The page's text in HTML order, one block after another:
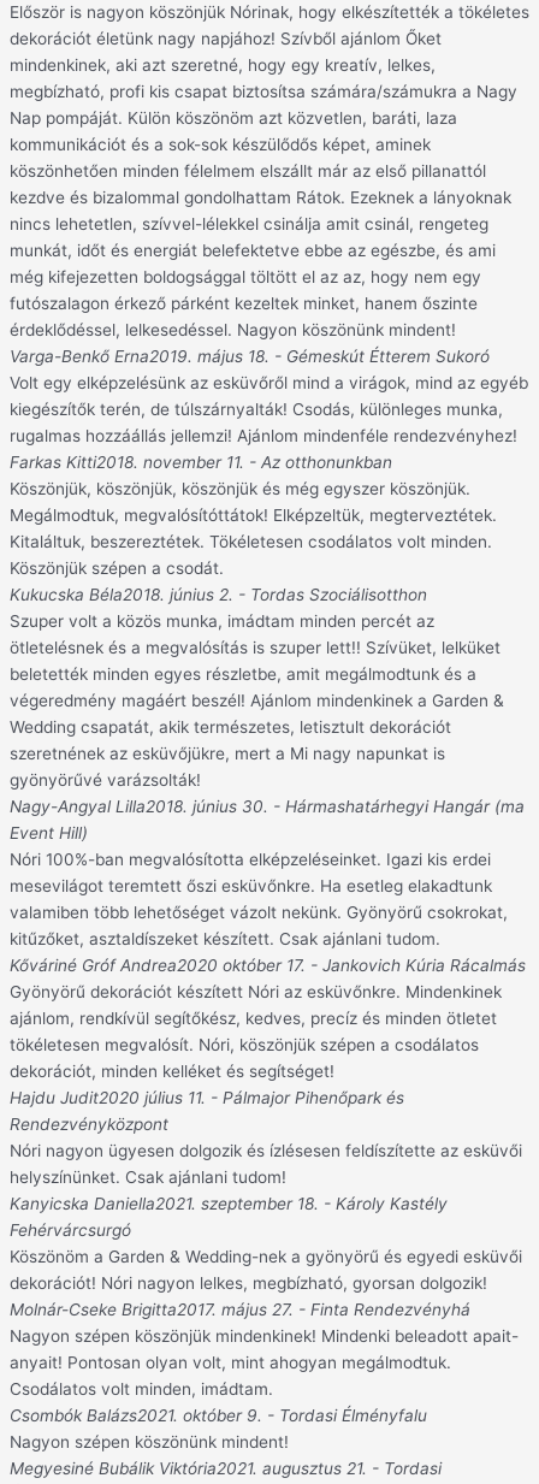
Először is nagyon köszönjük Nórinak, hogy elkészítették a tökéletes
dekorációt életünk nagy napjához! Szívből ajánlom Őket
mindenkinek, aki azt szeretné, hogy egy kreatív, lelkes,
megbízható, profi kis csapat biztosítsa számára/számukra a Nagy
Nap pompáját. Külön köszönöm azt közvetlen, baráti, laza
kommunikációt és a sok-sok készülődős képet, aminek
köszönhetően minden félelmem elszállt már az első pillanattól
kezdve és bizalommal gondolhattam Rátok. Ezeknek a lányoknak
nincs lehetetlen, szívvel-lélekkel csinálja amit csinál, rengeteg
munkát, időt és energiát belefektetve ebbe az egészbe, és ami
még kifejezetten boldogsággal töltött el az az, hogy nem egy
futószalagon érkező párként kezeltek minket, hanem őszinte
érdeklődéssel, lelkesedéssel. Nagyon köszönünk mindent!
Varga-Benkő Erna2019. május 18. - Gémeskút Étterem Sukoró
Volt egy elképzelésünk az esküvőről mind a virágok, mind az egyéb
kiegészítők terén, de túlszárnyalták! Csodás, különleges munka,
rugalmas hozzáállás jellemzi! Ajánlom mindenféle rendezvényhez!
Farkas Kitti2018. november 11. - Az otthonunkban
Köszönjük, köszönjük, köszönjük és még egyszer köszönjük.
Megálmodtuk, megvalósítóttátok! Elképzeltük, megterveztétek.
Kitaláltuk, beszereztétek. Tökéletesen csodálatos volt minden.
Köszönjük szépen a csodát.
Kukucska Béla2018. június 2. - Tordas Szociálisotthon
Szuper volt a közös munka, imádtam minden percét az
ötletelésnek és a megvalósítás is szuper lett!! Szívüket, lelküket
beletették minden egyes részletbe, amit megálmodtunk és a
végeredmény magáért beszél! Ajánlom mindenkinek a Garden &
Wedding csapatát, akik természetes, letisztult dekorációt
szeretnének az esküvőjükre, mert a Mi nagy napunkat is
gyönyörűvé varázsolták!
Nagy-Angyal Lilla2018. június 30. - Hármashatárhegyi Hangár (ma
Event Hill)
Nóri 100%-ban megvalósította elképzeléseinket. Igazi kis erdei
mesevilágot teremtett őszi esküvőnkre. Ha esetleg elakadtunk
valamiben több lehetőséget vázolt nekünk. Gyönyörű csokrokat,
kitűzőket, asztaldíszeket készített. Csak ajánlani tudom.
Kőváriné Gróf Andrea2020 október 17. - Jankovich Kúria Rácalmás
Gyönyörű dekorációt készített Nóri az esküvőnkre. Mindenkinek
ajánlom, rendkívül segítőkész, kedves, precíz és minden ötletet
tökéletesen megvalósít. Nóri, köszönjük szépen a csodálatos
dekorációt, minden kelléket és segítséget!
Hajdu Judit2020 július 11. - Pálmajor Pihenőpark és
Rendezvényközpont
Nóri nagyon ügyesen dolgozik és ízlésesen feldíszítette az esküvői
helyszínünket. Csak ajánlani tudom!
Kanyicska Daniella2021. szeptember 18. - Károly Kastély
Fehérvárcsurgó
Köszönöm a Garden & Wedding-nek a gyönyörű és egyedi esküvői
dekorációt! Nóri nagyon lelkes, megbízható, gyorsan dolgozik!
Molnár-Cseke Brigitta2017. május 27. - Finta Rendezvényhá
Nagyon szépen köszönjük mindenkinek! Mindenki beleadott apait-
anyait! Pontosan olyan volt, mint ahogyan megálmodtuk.
Csodálatos volt minden, imádtam.
Csombók Balázs2021. október 9. - Tordasi Élményfalu
Nagyon szépen köszönünk mindent!
Megyesiné Bubálik Viktória2021. augusztus 21. - Tordasi